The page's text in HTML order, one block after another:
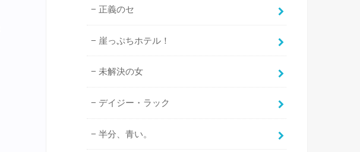
正義のセ
崖っぷちホテル！
未解決の女
デイジー・ラック
半分、青い。